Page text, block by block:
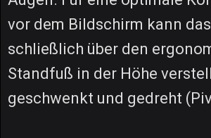
vor dem Bildschirm kann
schließlich über den
Standfuß in der Höhe
geschwenkt und gedreht